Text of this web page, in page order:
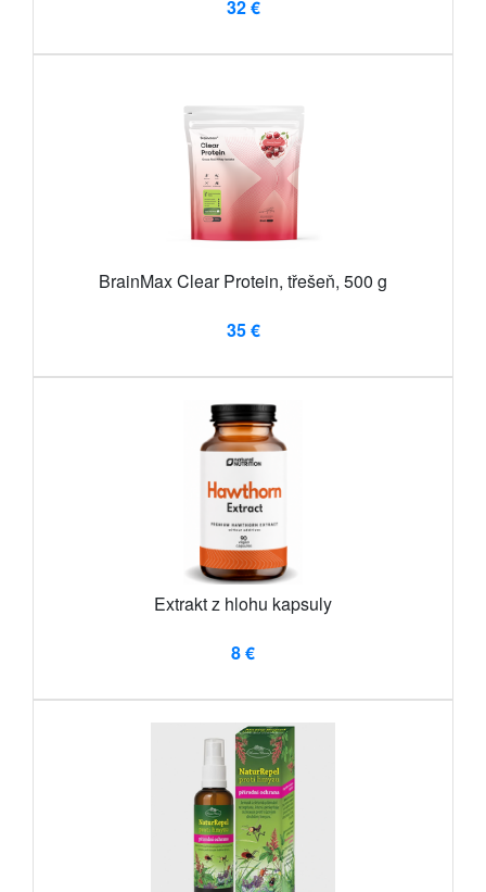
32 €
BrainMax Clear Protein, třešeň, 500 g
35 €
Extrakt z hlohu kapsuly
8 €